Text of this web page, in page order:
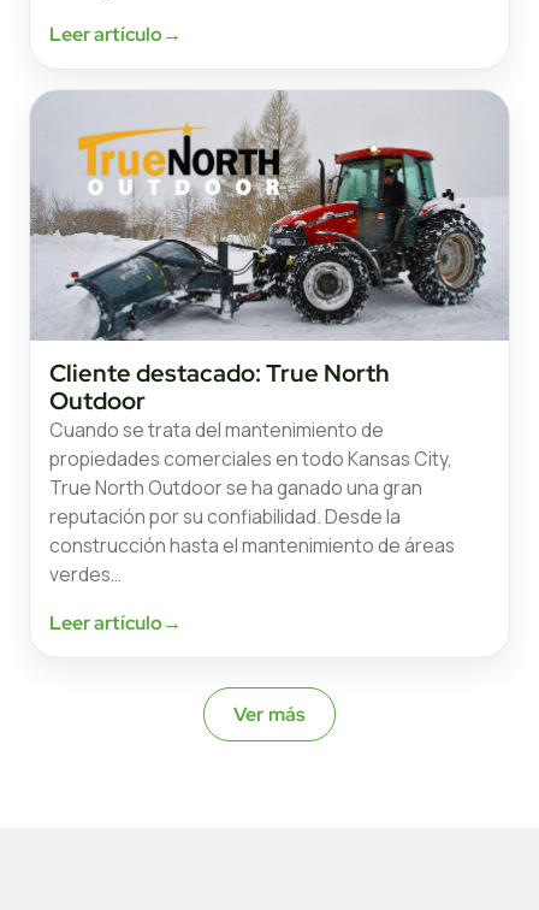
Leer artículo→
Cliente destacado: True North
Outdoor
Cuando se trata del mantenimiento de
propiedades comerciales en todo Kansas City,
True North Outdoor se ha ganado una gran
reputación por su confiabilidad. Desde la
construcción hasta el mantenimiento de áreas
verdes…
Leer artículo→
Ver más